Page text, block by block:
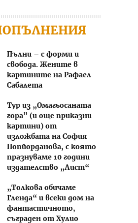
Пълни – с форми и
свобода. Жените в
картините на Рафаел
Сабалета
Тур из „Омагьосаната
гора” (и още приказни
картини) от
изложбата на София
Попйорданова, с която
празнуваме 10 години
издателство „Лист“
„Толкова обичаме
Гленда“ и всеки дом на
фантастичното,
съграден от Хулио